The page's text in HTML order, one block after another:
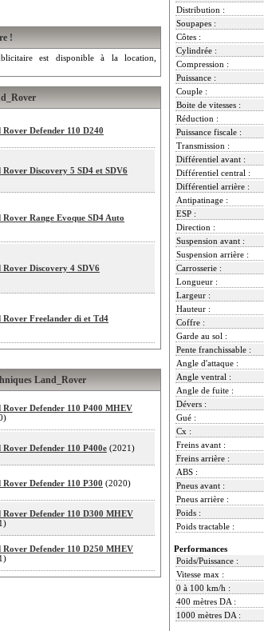
!
est disponible à la location,
Rover Defender 110 D240
Rover Discovery 5 SD4 et SDV6
Rover Range Evoque SD4 Auto
Rover Discovery 4 SDV6
Rover Freelander di et Td4
Land_Rover
Rover Defender 110 P400 MHEV
Rover Defender 110 P400e (2021)
Rover Defender 110 P300 (2020)
Rover Defender 110 D300 MHEV
Rover Defender 110 D250 MHEV
Distribution :
Soupapes :
Côtes :
Cylindrée :
Compression :
Puissance :
Couple :
Boite de vitesses :
Réduction :
Puissance fiscale :
Transmission :
Différentiel avant :
Différentiel central :
Différentiel arrière :
Antipatinage :
ESP :
Direction :
Suspension avant :
Suspension arrière :
Carrosserie :
Longueur :
Largeur :
Hauteur :
Coffre :
Garde au sol :
Pente franchissable :
Angle d'attaque :
Angle ventral :
Angle de fuite :
Dévers :
Gué :
Cx :
Freins avant :
Freins arrière :
ABS :
Pneus avant :
Pneus arrière :
Poids :
Poids tractable :
Performances
Poids/Puissance :
Vitesse max :
0 à 100 km/h :
400 mètres DA :
1000 mètres DA :